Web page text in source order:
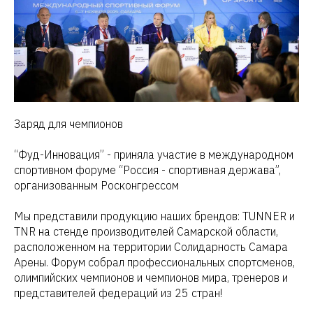
Заряд для чемпионов
“Фуд-Инновация” - приняла участие в международном
спортивном форуме “Россия - спортивная держава”,
организованным Росконгрессом
Мы представили продукцию наших брендов: TUNNER и
TNR на стенде производителей Самарской области,
расположенном на территории Солидарность Самара
Арены. Форум собрал профессиональных спортсменов,
олимпийских чемпионов и чемпионов мира, тренеров и
представителей федераций из 25 стран!